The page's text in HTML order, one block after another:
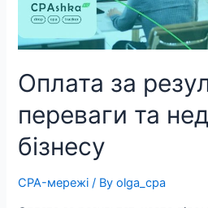
Оплата за
переваги та
бізнесу
CPA-мережі / Byolga_cpa